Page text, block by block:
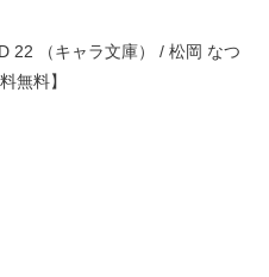
22 （キャラ文庫） / 松岡 なつ
無料】